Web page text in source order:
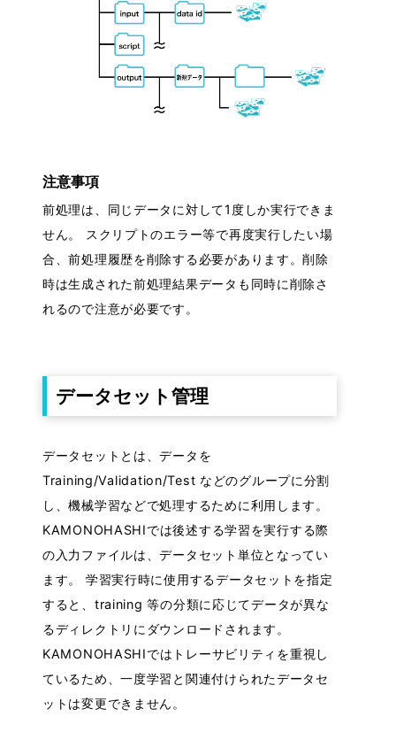
注意事項
前処理は、同じデータに対して1度しか実行できま
せん。 スクリプトのエラー等で再度実行したい場
合、前処理履歴を削除する必要があります。削除
時は生成された前処理結果データも同時に削除さ
れるので注意が必要です。
データセット管理
データセットとは、データを
Training/Validation/Test などのグループに分割
し、機械学習などで処理するために利用します。
KAMONOHASHIでは後述する学習を実行する際
の入力ファイルは、データセット単位となってい
ます。 学習実行時に使用するデータセットを指定
すると、training 等の分類に応じてデータが異な
るディレクトリにダウンロードされます。
KAMONOHASHIではトレーサビリティを重視し
ているため、一度学習と関連付けられたデータセ
ットは変更できません。